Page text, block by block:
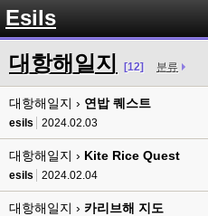
Esils
대항해일지 [12] 분류
대항해일지 › 연밥 퀘스트
esils 2024.02.03
대항해일지 › Kite Rice Quest
esils 2024.02.04
대항해일지 › 카리브해 지도
esils
솔직히 적응이 xe1이다보니깐 라이믹
ㅋ
그렇다고 코어랑 모듈 전부 마개조해버
없을꺼같아서 ;;
esils
이제 정상동작이겟지 !
고게임77